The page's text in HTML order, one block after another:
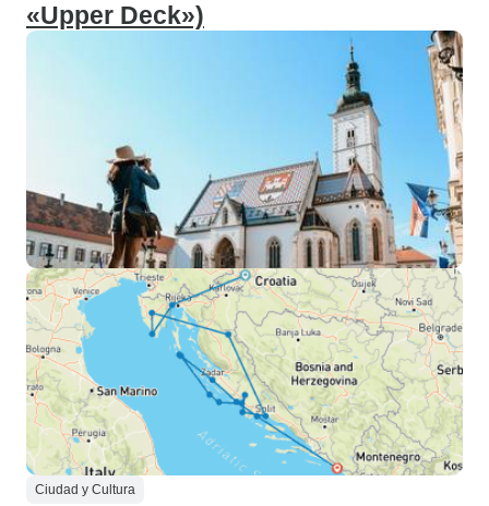
«Upper Deck»)
Ciudad y Cultura